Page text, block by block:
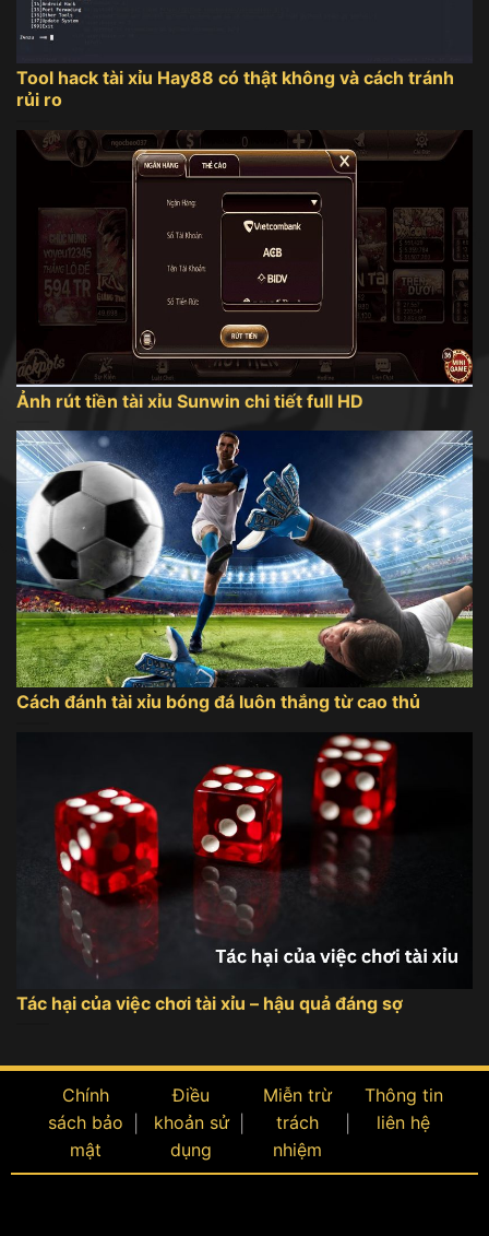
Tool hack tài xỉu Hay88 có thật không và cách tránh
rủi ro
Ảnh rút tiền tài xỉu Sunwin chi tiết full HD
Cách đánh tài xỉu bóng đá luôn thắng từ cao thủ
Tác hại của việc chơi tài xỉu – hậu quả đáng sợ
Chính
sách bảo
mật
Điều
khoản sử
dụng
Miễn trừ
trách
nhiệm
Thông tin
liên hệ